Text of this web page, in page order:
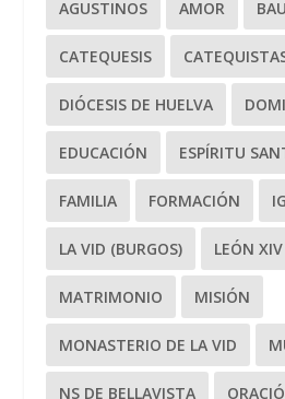
AGUSTINOS AMOR
CATEQUESIS
DIÓCESIS DE HUELVA
EDUCACIÓN ESPÍRITU
FAMILIA FORMACIÓN
LA VID (BURGOS) LEÓN XIV
MATRIMONIO MISIÓN
MONASTERIO DE LA VID
NS DE BELLAVISTA